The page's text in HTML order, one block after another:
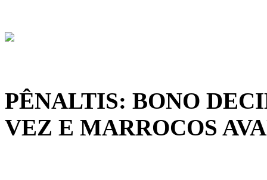
PÊNALTIS: BONO
VEZ E MARROCOS